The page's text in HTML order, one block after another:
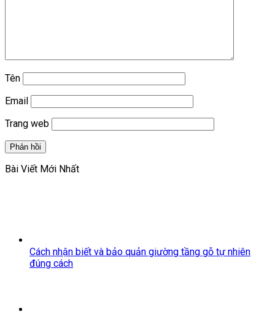
Tên
Email
Trang web
Bài Viết Mới Nhất
Cách nhận biết và bảo quản giường tầng gỗ tự nhiên
đúng cách